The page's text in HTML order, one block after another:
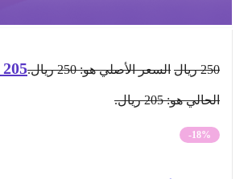
ريال السعر الأصلي هو: 250 ريال. 205
الحالي هو: 205 ريال.
-18%